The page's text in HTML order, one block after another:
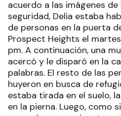
acuerdo a las imágenes
seguridad, Delia estaba
de personas en la puerta
Prospect Heights el
pm. A continuación, una
acercó y le disparó en la
palabras. El resto de las
huyeron en busca de
estaba tirada en el suelo,
en la pierna. Luego, como